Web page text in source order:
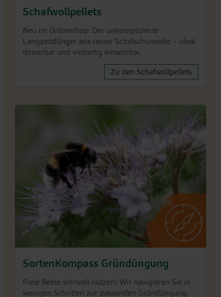
SortenKompass Gründüngung
Freie Beete sinnvoll nutzen! Wir navigieren Sie in
wenigen Schritten zur passenden Gründüngung.